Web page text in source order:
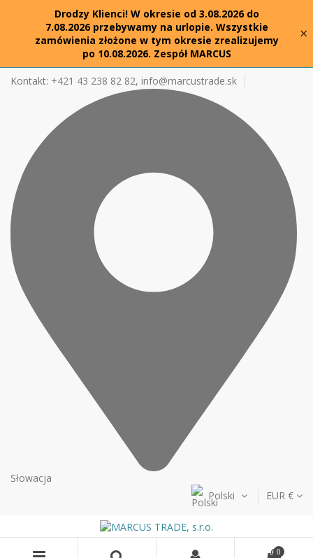
Drodzy Klienci! W okresie od 3.08.2026 do
7.08.2026 przebywamy na urlopie. Wszystkie
zamówienia złożone w tym okresie zrealizujemy
po 10.08.2026. Zespół MARCUS
×
Kontakt: +421 43 238 82 82, info@marcustrade.sk
Słowacja
Polski
EUR €
0